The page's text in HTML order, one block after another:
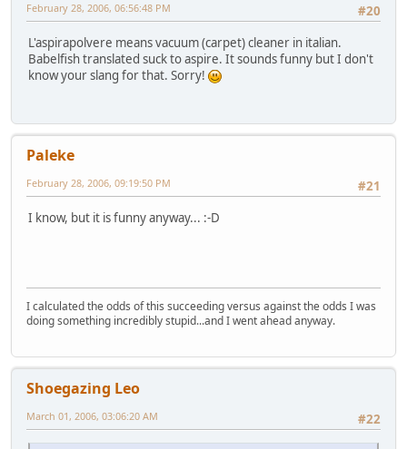
#20
February 28, 2006, 06:56:48 PM
L'aspirapolvere means vacuum (carpet) cleaner in italian.
Babelfish translated suck to aspire. It sounds funny but I don't
know your slang for that. Sorry!
Paleke
#21
February 28, 2006, 09:19:50 PM
I know, but it is funny anyway... :-D
I calculated the odds of this succeeding versus against the odds I was
doing something incredibly stupid...and I went ahead anyway.
Shoegazing Leo
#22
March 01, 2006, 03:06:20 AM